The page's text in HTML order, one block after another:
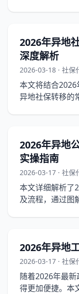
2026年异地
深度解析
2026-03-18 · 社保
本文将结合
异地社保转移的
2026年异地
实操指南
2026-03-17 · 社保
本文详细解析了
及流程，通过图
2026年异地
2026-03-17 · 社保
随着2026年最
得更加便捷。本